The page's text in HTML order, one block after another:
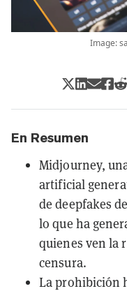
Image:
En Resumen
Midjourney,
artificial
de deepfakes
lo que ha
quienes ven la
censura.
La prohibición